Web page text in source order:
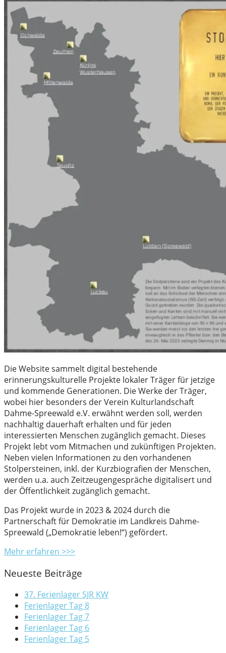
Die Website sammelt digital bestehende
erinnerungskulturelle Projekte lokaler Träger für jetzige
und kommende Generationen. Die Werke der Träger,
wobei hier besonders der Verein Kulturlandschaft
Dahme-Spreewald e.V. erwähnt werden soll, werden
nachhaltig dauerhaft erhalten und für jeden
interessierten Menschen zugänglich gemacht. Dieses
Projekt lebt vom Mitmachen und zukünftigen Projekten.
Neben vielen Informationen zu den vorhandenen
Stolpersteinen, inkl. der Kurzbiografien der Menschen,
werden u.a. auch Zeitzeugengespräche digitalisert und
der Öffentlichkeit zugänglich gemacht.
Das Projekt wurde in 2023 & 2024 durch die
Partnerschaft für Demokratie im Landkreis Dahme-
Spreewald („Demokratie leben!“) gefördert.
Mehr erfahren >>>
Neueste Beiträge
37. Ferienlager SJR KW
Ferienlager Tag 8
Ferienlager Tag 7
Ferienlager Tag 6
Ferienlager Tag 5